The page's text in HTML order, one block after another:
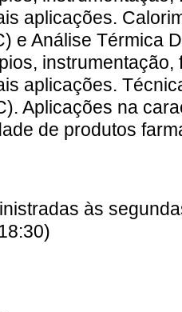
aplicações.
e Análise Térmica
instrumentação,
aplicações.
Aplicações na
de produtos
às